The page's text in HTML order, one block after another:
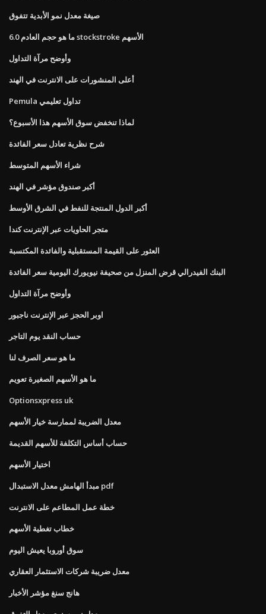
صيغة معدل نمو الأبدية تتفوق
ما هو حجم العادم 6.0 stockstroke الأسهم
وأوضح مرآة التداول
أعلى المنشورات على الانترنت في الهند
Pemula تداول تعليمي
لماذا تنخفض سوق الأسهم هذا الأسبوع؟
شرح نظرية تعادل سعر الفائدة
شراء الأسهم المتوسط
أكبر صندوق مؤشر في الهند
أكبر الدول المنتجة للنفط في الشرق الأوسط
متجر الحاويات عبر الإنترنت كندا
العثور على القيمة المستقبلية والفائدة المكتسبة
البنك الفيدرالي قرض المنزل من صحيفة نيويورك اليومية سعر الفائدة
وأوضح مرآة التداول
اوبر الحجز عبر الإنترنت ناجبور
حساب النقد يوم التاجر
ما هو سعر الصرف لنا
ما هو الأسهم الصغيرة تعويم
Optionsxpress uk
معدل الضريبة لممارسة خيار الأسهم
حساب أساس التكلفة للأسهم القديمة
اختيار الأسهم
مبدأ الهامش معدل الاستبدال pdf
خطة عمل المطاعم على الانترنت
خطاب تغطية الأسهم
سوق أوروبا يعيش اليوم
معدل ضريبة شركات الاستثمار العقاري
هانج سنغ مؤشر الأخبار